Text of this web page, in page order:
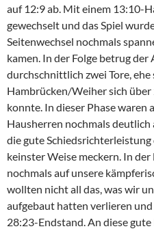
auf 12:9 ab. Mit einem 13:10-
gewechselt und das Spiel
Seitenwechsel nochmals
kamen. In der Folge betrug
durchschnittlich zwei Tore, ehe
Hambrücken/Weiher sich
konnte. In dieser Phase waren
Hausherren nochmals
die gute Schiedsrichterleistung
keinster Weise meckern. In
nochmals auf unsere
wollten nicht all das, was wir
aufgebaut hatten verlieren
28:23-Endstand. An diese